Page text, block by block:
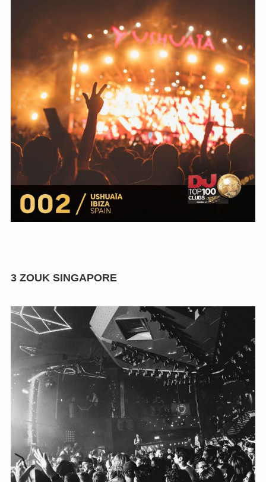
3 ZOUK SINGAPORE